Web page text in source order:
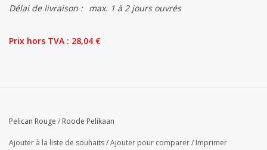
Marques
Délai de livraison : max. 1 à 2 jours ouvrés
Prix ​​hors TVA : 28,04 €
Pelican Rouge / Roode Pelikaan
Ajouter à la liste de souhaits/Ajouter pour comparer/ Imprimer